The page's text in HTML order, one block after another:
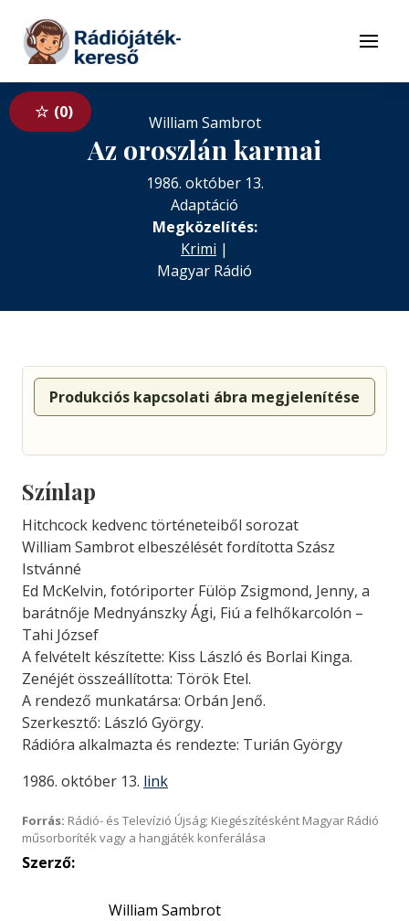
Tovább a tartalomhoz
Menü
0
William Sambrot
Az oroszlán karmai
1986. október 13.
Adaptáció
Megközelítés:
Krimi |
Magyar Rádió
Produkciós kapcsolati ábra megjelenítése
Színlap
Hitchcock kedvenc történeteiből sorozat
William Sambrot elbeszélését fordította Szász
Istvánné
Ed McKelvin, fotóriporter Fülöp Zsigmond, Jenny, a
barátnője Mednyánszky Ági, Fiú a felhőkarcolón –
Tahi József
A felvételt készítette: Kiss László és Borlai Kinga.
Zenéjét összeállította: Török Etel.
A rendező munkatársa: Orbán Jenő.
Szerkesztő: László György.
Rádióra alkalmazta és rendezte: Turián György
1986. október 13. link
Forrás: Rádió- és Televízió Újság; Kiegészítésként Magyar Rádió
műsorboríték vagy a hangjáték konferálása
Szerző:
William Sambrot